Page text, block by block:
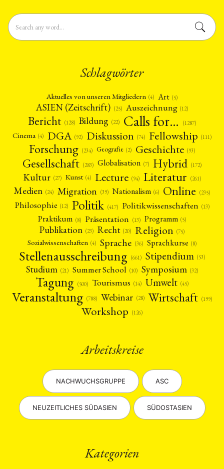
Schlagwörter
Aktuelles von unseren Mitgliedern (4) Art (5)
ASIEN (Zeitschrift) (25) Auszeichnung (12)
Bericht (128) Bildung (22) Calls for… (1287)
Cinema (4) DGA (92) Diskussion (74) Fellowship (111)
Forschung (234) Geografie (2) Geschichte (93)
Gesellschaft (283) Globalisation (7) Hybrid (172)
Kultur (27) Kunst (4) Lecture (94) Literatur (261)
Medien (24) Migration (39) Nationalism (6) Online (235)
Philosophie (12) Politik (417) Politikwissenschaften (13)
Praktikum (8) Präsentation (13) Programm (5)
Publikation (23) Recht (20) Religion (75)
Sozialwissenschaften (4) Sprache (36) Sprachkurse (8)
Stellenausschreibung (661) Stipendium (53)
Studium (21) Summer School (10) Symposium (32)
Tagung (500) Tourismus (14) Umwelt (45)
Veranstaltung (788) Webinar (28) Wirtschaft (199)
Workshop (126)
Arbeitskreise
NACHWUCHSGRUPPE ASC
NEUZEITLICHES SÜDASIEN SÜDOSTASIEN
Kategorien